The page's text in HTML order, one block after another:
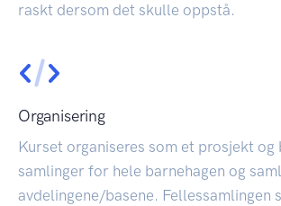
raskt dersom det skulle oppstå.
Organisering
Kurset organiseres som et prosjekt og
samlinger for hele barnehagen og
avdelingene/basene. Fellessamlingen